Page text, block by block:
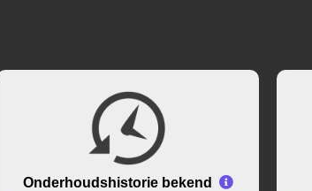
Onderhoudshistorie bekend